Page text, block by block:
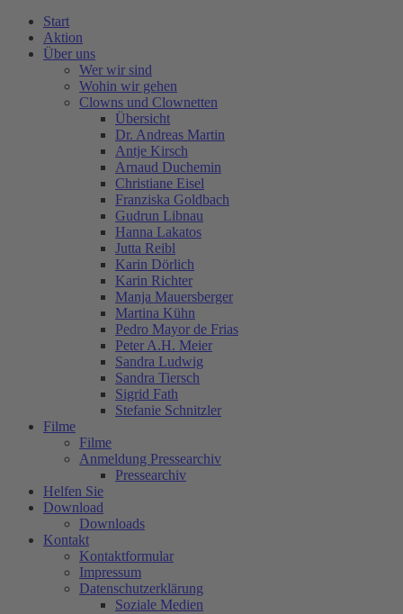
Start
Aktion
Über uns
Wer wir sind
Wohin wir gehen
Clowns und Clownetten
Übersicht
Dr. Andreas Martin
Antje Kirsch
Arnaud Duchemin
Christiane Eisel
Franziska Goldbach
Gudrun Libnau
Hanna Lakatos
Jutta Reibl
Karin Dörlich
Karin Richter
Manja Mauersberger
Martina Kühn
Pedro Mayor de Frias
Peter A.H. Meier
Sandra Ludwig
Sandra Tiersch
Sigrid Fath
Stefanie Schnitzler
Filme
Filme
Anmeldung Pressearchiv
Pressearchiv
Helfen Sie
Download
Downloads
Kontakt
Kontaktformular
Impressum
Datenschutzerklärung
Soziale Medien